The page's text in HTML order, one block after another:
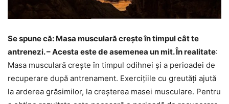
Se spune că: Masa musculară crește în timpul cât te
antrenezi. – Acesta este de asemenea un mit. În realitate:
Masa musculară crește în timpul odihnei și a perioadei de
recuperare după antrenament. Exercițiile cu greutăți ajută
la arderea grăsimilor, la creșterea masei musculare. Pentru